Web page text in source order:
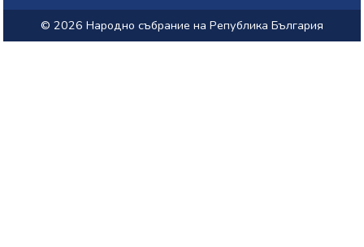
© 2026 Народно събрание на Република България